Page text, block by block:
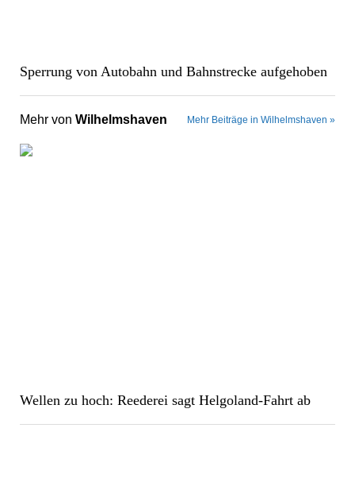
Sperrung von Autobahn und Bahnstrecke aufgehoben
Mehr von Wilhelmshaven Mehr Beiträge in Wilhelmshaven »
Wellen zu hoch: Reederei sagt Helgoland-Fahrt ab